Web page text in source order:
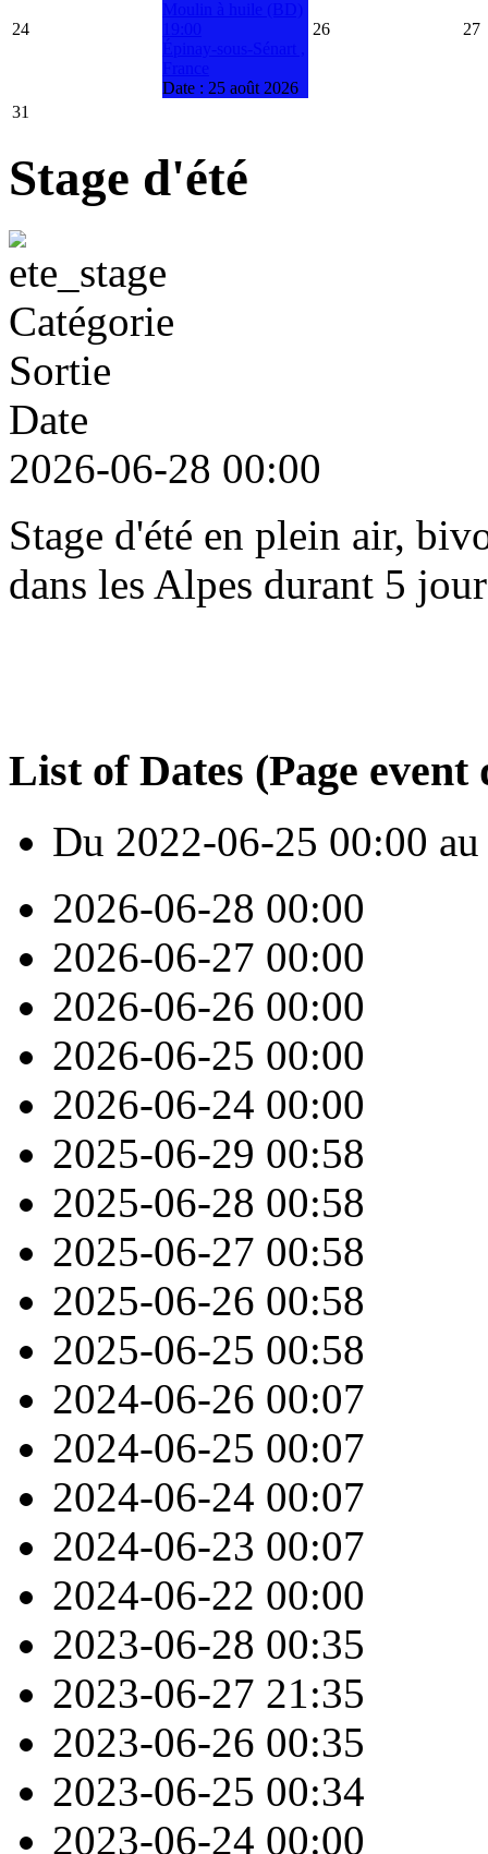
24
Date : 25 août 2026
26 27
31
Stage d'été
Catégorie
Sortie
Date
2026-06-28 00:00
Stage d'été en plein air,
dans les Alpes durant 5
List of Dates (Page event
Du 2022-06-25 00:00 au
2026-06-28 00:00
2026-06-27 00:00
2026-06-26 00:00
2026-06-25 00:00
2026-06-24 00:00
2025-06-29 00:58
2025-06-28 00:58
2025-06-27 00:58
2025-06-26 00:58
2025-06-25 00:58
2024-06-26 00:07
2024-06-25 00:07
2024-06-24 00:07
2024-06-23 00:07
2024-06-22 00:00
2023-06-28 00:35
2023-06-27 21:35
2023-06-26 00:35
2023-06-25 00:34
2023-06-24 00:00